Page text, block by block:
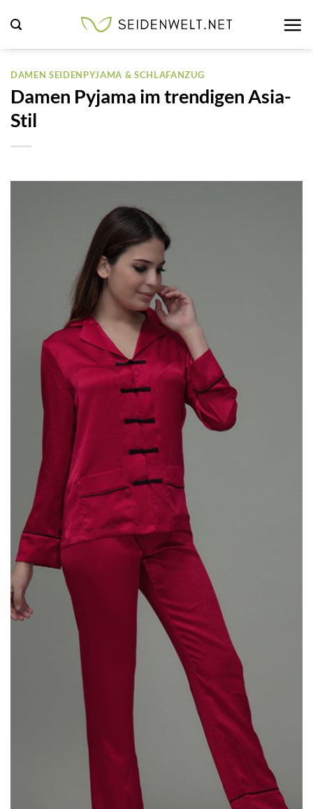
Inhalt
springen
DAMEN SEIDENPYJAMA & SCHLAFANZUG
Damen Pyjama im trendigen Asia-
Stil